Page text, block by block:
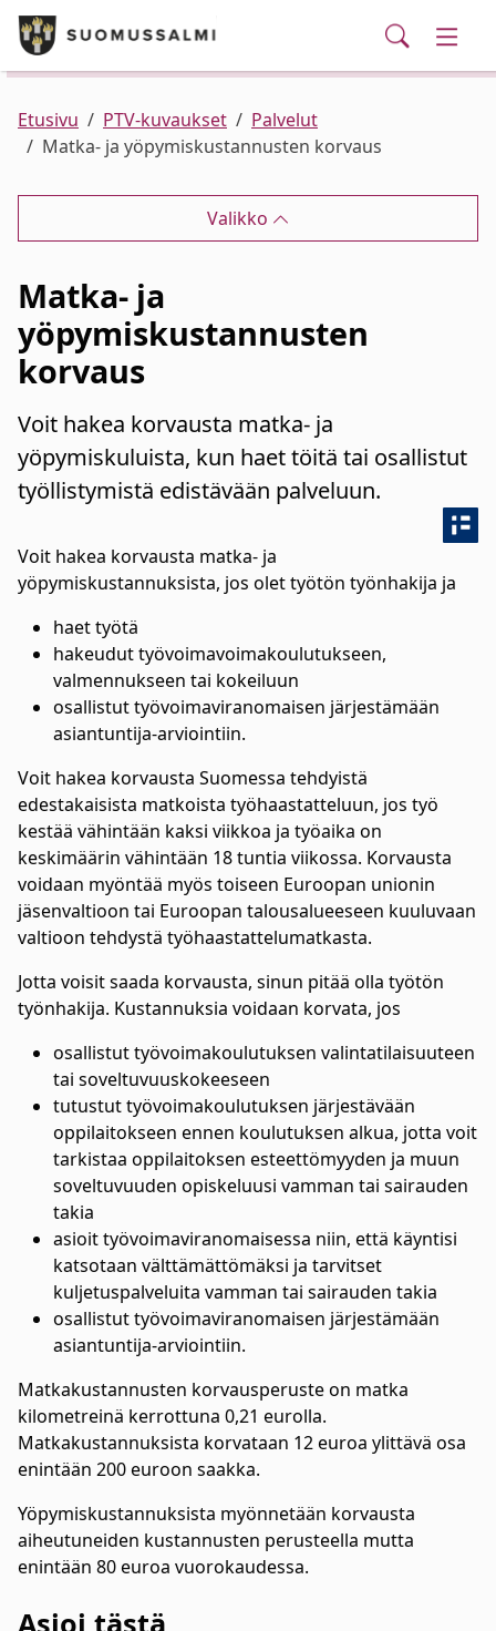
Siirry pääsisältöön
Puhelinluettelo/yhteystiedot
Palvelut
Ajankohtaista
Verkkokauppa
Haku
Kunta ja hallinto
Asuminen ja ympäristö
Elinvoima
Kulttuuri, vapaa-aika ja nuoret
Etusivu PTV-kuvaukset
Palvelut
Matka- ja yöpymiskustannusten korvaus
Valikko
Matka- ja
yöpymiskustannusten
korvaus
Voit hakea korvausta matka- ja
yöpymiskuluista, kun haet töitä tai osallistut
työllistymistä edistävään palveluun.
Voit hakea korvausta matka- ja
yöpymiskustannuksista, jos olet työtön työnhakija ja
haet työtä
hakeudut työvoimavoimakoulutukseen,
valmennukseen tai kokeiluun
osallistut työvoimaviranomaisen järjestämään
asiantuntija-arviointiin.
Voit hakea korvausta Suomessa tehdyistä
edestakaisista matkoista työhaastatteluun, jos työ
kestää vähintään kaksi viikkoa ja työaika on
keskimäärin vähintään 18 tuntia viikossa. Korvausta
voidaan myöntää myös toiseen Euroopan unionin
jäsenvaltioon tai Euroopan talousalueeseen kuuluvaan
valtioon tehdystä työhaastattelumatkasta.
Jotta voisit saada korvausta, sinun pitää olla työtön
työnhakija. Kustannuksia voidaan korvata, jos
osallistut työvoimakoulutuksen valintatilaisuuteen
tai soveltuvuuskokeeseen
tutustut työvoimakoulutuksen järjestävään
oppilaitokseen ennen koulutuksen alkua, jotta voit
tarkistaa oppilaitoksen esteettömyyden ja muun
soveltuvuuden opiskeluusi vamman tai sairauden
takia
asioit työvoimaviranomaisessa niin, että käyntisi
katsotaan välttämättömäksi ja tarvitset
kuljetuspalveluita vamman tai sairauden takia
osallistut työvoimaviranomaisen järjestämään
asiantuntija-arviointiin.
Matkakustannusten korvausperuste on matka
kilometreinä kerrottuna 0,21 eurolla.
Matkakustannuksista korvataan 12 euroa ylittävä osa
enintään 200 euroon saakka.
Yöpymiskustannuksista myönnetään korvausta
aiheutuneiden kustannusten perusteella mutta
enintään 80 euroa vuorokaudessa.
Asioi tästä